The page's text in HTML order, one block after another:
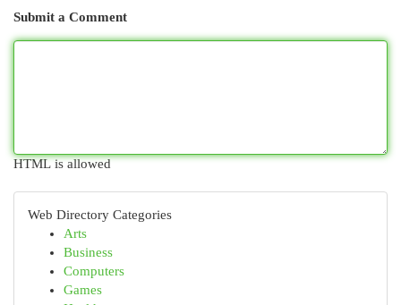
Submit a Comment
HTML is allowed
Web Directory Categories
Arts
Business
Computers
Games